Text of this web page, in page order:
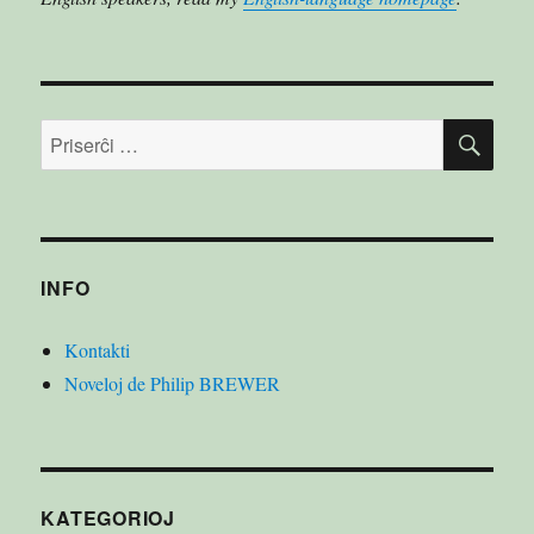
Serĉu:
INFO
Kontakti
Noveloj de Philip BREWER
KATEGORIOJ